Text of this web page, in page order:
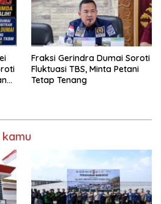
Fraksi Gerindra Dumai Soroti
Fluktuasi TBS, Minta Petani
Tetap Tenang